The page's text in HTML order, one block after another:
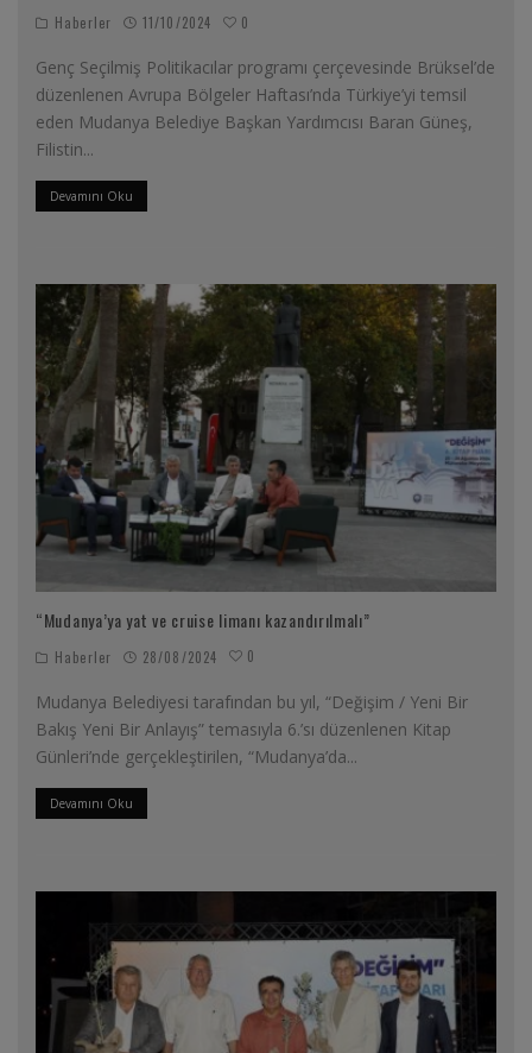
Haberler 11/10/2024 0
Genç Seçilmiş Politikacılar programı çerçevesinde Brüksel’de
düzenlenen Avrupa Bölgeler Haftası’nda Türkiye’yi temsil
eden Mudanya Belediye Başkan Yardımcısı Baran Güneş,
Filistin...
Devamını Oku
“Mudanya’ya yat ve cruise limanı kazandırılmalı”
Haberler 28/08/2024 0
Mudanya Belediyesi tarafından bu yıl, “Değişim / Yeni Bir
Bakış Yeni Bir Anlayış” temasıyla 6.’sı düzenlenen Kitap
Günleri’nde gerçekleştirilen, “Mudanya’da...
Devamını Oku